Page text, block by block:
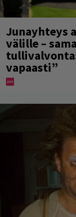
Junayhteys
välille –
vapaasti”